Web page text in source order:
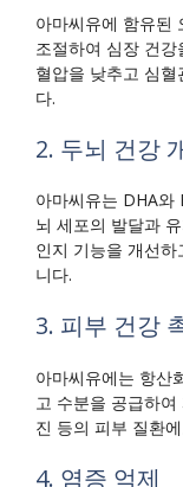
아마씨유에 함유된
조절하여 심장 건
혈압을 낮추고 심
다.
2. 두뇌 건강
아마씨유는 DHA와
뇌 세포의 발달과
인지 기능을 개선
니다.
3. 피부 건강
아마씨유에는 항산
고 수분을 공급하
진 등의 피부 질환
4. 염증 억제